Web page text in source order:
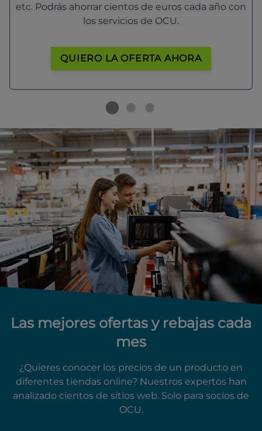
etc. Podrás ahorrar cientos de euros cada año con
los servicios de OCU.
QUIERO LA OFERTA AHORA
Las mejores ofertas y rebajas cada
mes
¿Quieres conocer los precios de un producto en
diferentes tiendas online? Nuestros expertos han
analizado cientos de sitios web. Solo para socios de
OCU.